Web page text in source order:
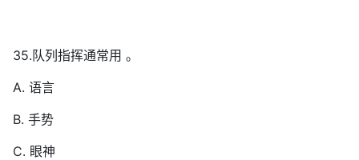
35.队列指挥通常用 。
A. 语言
B. 手势
C. 眼神